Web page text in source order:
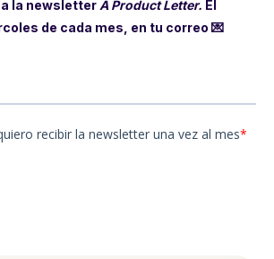
la newsletter A Product Letter. El
de cada mes, en tu correo 💌